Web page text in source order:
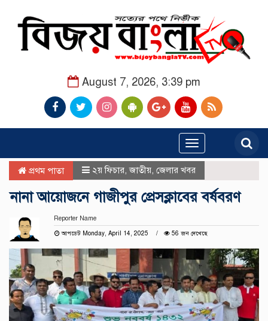
August 7, 2026, 3:39 pm
Toggle
navigation
প্রথম পাতা ২য় ফিচার ,জাতীয় জেলার খবর
নানা আয়োজনে গাজীপুর প্রেসক্লাবের বর্ষবরণ
Reporter Name
আপডেট Monday, April 14, 2025
56 জন দেখেছে